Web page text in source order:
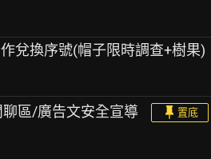
兌換序號(帽子限時調查+樹果)
區/廣告文安全宣導 置底